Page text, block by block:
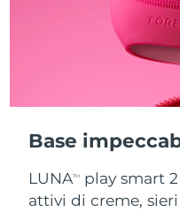
Base
LUNATM
play smart
attivi di creme,
Thailandia